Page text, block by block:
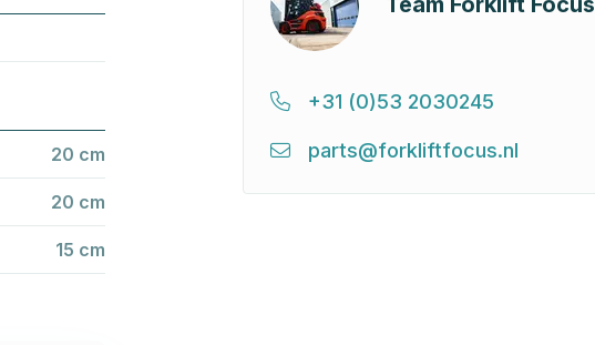
+31 (0)53 2030245
parts@forkliftfocus.nl
20 cm
20 cm
15 cm